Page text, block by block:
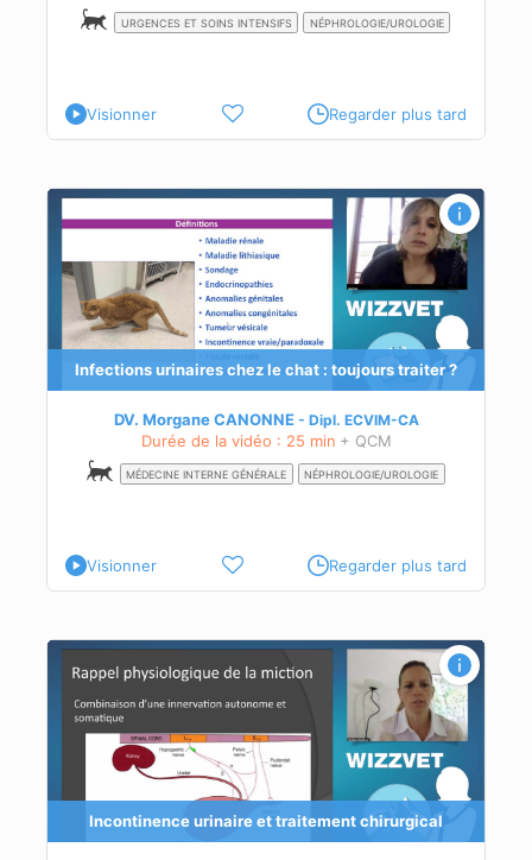
URGENCES ET SOINS INTENSIFS NÉPHROLOGIE/UROLOGIE
Visionner Regarder plus tard
Infections urinaires chez le chat : toujours traiter ?
DV. Morgane CANONNE Dipl. ECVIM-CA
Durée de la vidéo : 25 min + QCM
MÉDECINE INTERNE GÉNÉRALE NÉPHROLOGIE/UROLOGIE
Visionner Regarder plus tard
Incontinence urinaire et traitement chirurgical